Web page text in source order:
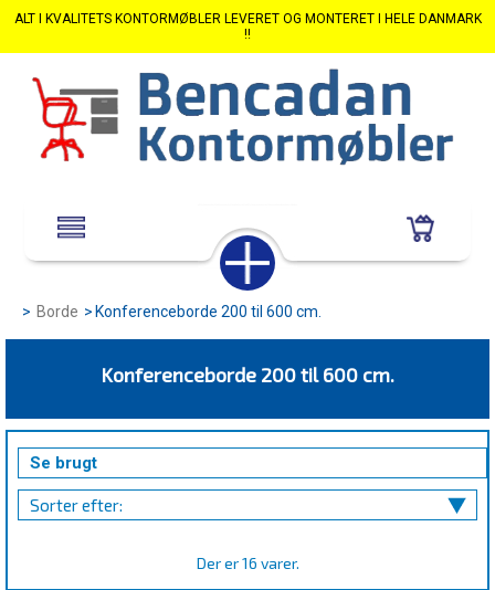
ALT I KVALITETS KONTORMØBLER LEVERET OG MONTERET I HELE DANMARK
!!
> Borde > Konferenceborde 200 til 600 cm.
Konferenceborde 200 til 600 cm.
Se brugt
Sorter efter:
Der er 16 varer.